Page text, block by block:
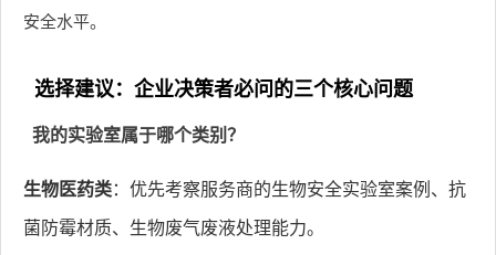
安全水平。
选择建议：企业决策者必问的三个核心问题
我的实验室属于哪个类别？
生物医药类：优先考察服务商的生物安全实验室案例、抗
菌防霉材质、生物废气废液处理能力。